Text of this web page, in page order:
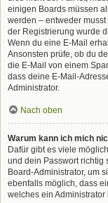
einigen Boards müssen
werden – entweder
der Registrierung wurde
Wenn du eine E-Mail
Ansonsten prüfe, ob du
die E-Mail von einem
dass deine E-Mail-
Administrator.
Nach oben
Warum kann ich mich
Dafür gibt es viele
und dein Passwort richtig
Board-Administrator, um
ebenfalls möglich, dass
welches ein Administrator